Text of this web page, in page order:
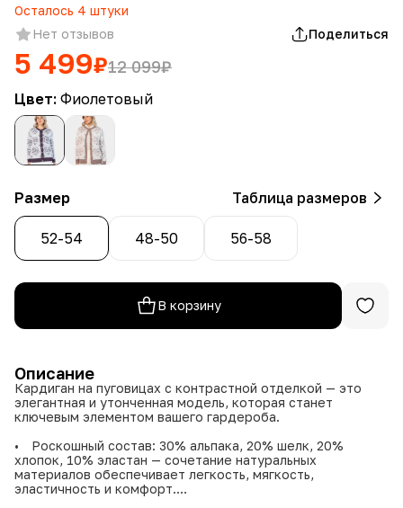
Осталось 4 штуки
Нет отзывов
Поделиться
5 499₽12 099₽
Цвет: Фиолетовый
Размер Таблица размеров
52-54 48-50 56-58
В корзину
Описание
Кардиган на пуговицах с контрастной отделкой — это
элегантная и утонченная модель, которая станет
ключевым элементом вашего гардероба.
• Роскошный состав: 30% альпака, 20% шелк, 20%
хлопок, 10% эластан — сочетание натуральных
материалов обеспечивает легкость, мягкость,
эластичность и комфорт.